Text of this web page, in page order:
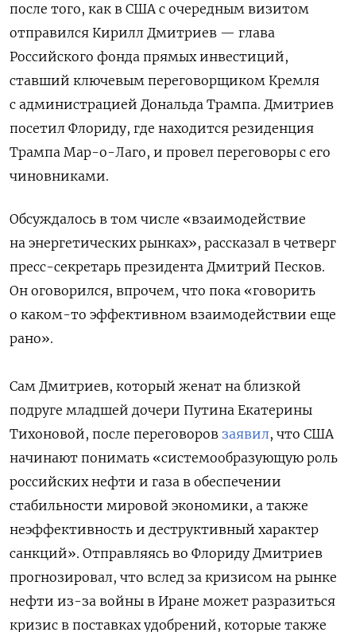
после того, как в США с очередным визитом
отправился Кирилл Дмитриев — глава
Российского фонда прямых инвестиций,
ставший ключевым переговорщиком Кремля
с администрацией Дональда Трампа. Дмитриев
посетил Флориду, где находится резиденция
Трампа Мар-о-Лаго, и провел переговоры с его
чиновниками.
Обсуждалось в том числе «взаимодействие
на энергетических рынках», рассказал в четверг
пресс-секретарь президента Дмитрий Песков.
Он оговорился, впрочем, что пока «говорить
о каком-то эффективном взаимодействии еще
рано».
Сам Дмитриев, который женат на близкой
подруге младшей дочери Путина Екатерины
Тихоновой, после переговоров заявил, что США
начинают понимать «системообразующую роль
российских нефти и газа в обеспечении
стабильности мировой экономики, а также
неэффективность и деструктивный характер
санкций». Отправляясь во Флориду Дмитриев
прогнозировал, что вслед за кризисом на рынке
нефти из-за войны в Иране может разразиться
кризис в поставках удобрений, которые также